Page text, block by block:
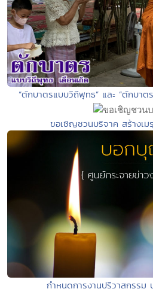
“ตักบาตรแบบวิถีพุทธ” และ “ตักบา
ขอเชิญชวนบริจาค สร้างเม
กำหนดการงานปริวาสกรรม